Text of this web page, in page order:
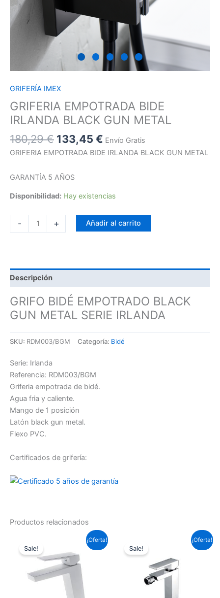
GRIFERÍA IMEX
GRIFERIA EMPOTRADA BIDE
IRLANDA BLACK GUN METAL
180,29€ 133,45 € Envío Gratis
GRIFERIA EMPOTRADA BIDE IRLANDA BLACK GUN METAL
GARANTÍA 5 AÑOS
Disponibilidad: Hay existencias
- + Añadir al carrito
Descripción
GRIFO BIDÉ EMPOTRADO BLACK
GUN METAL SERIE IRLANDA
SKU: RDM003/BGM Categoría: Bidé
Serie: Irlanda
Referencia: RDM003/BGM
Griferia empotrada de bidé.
Agua fria y caliente.
Mango de 1 posición
Latón black gun metal.
Flexo PVC.
Certificados de grifería:
Productos relacionados
¡Oferta!
Sale!
original
era:
95,59 €.
precio
actual
es:
70,76 €.
¡Oferta!
Sale!
era:
88,33 €.
precio
es:
65,39 €.